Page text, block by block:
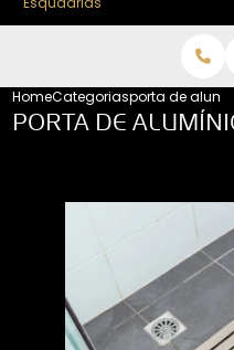
HomeCategoriasporta de
PORTA DE